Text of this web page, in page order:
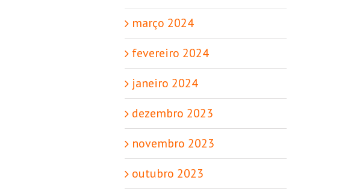
março 2024
fevereiro 2024
janeiro 2024
dezembro 2023
novembro 2023
outubro 2023